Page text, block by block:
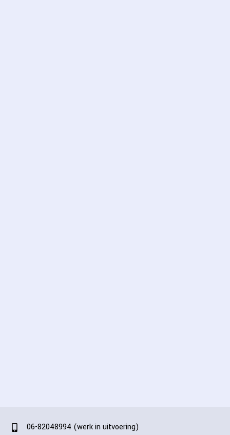
06-82048994 (werk in uitvoering)